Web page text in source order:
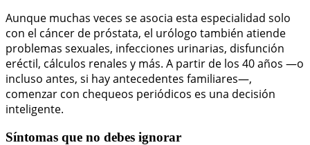
Aunque muchas veces se asocia esta especialidad solo
con el cáncer de próstata, el urólogo también atiende
problemas sexuales, infecciones urinarias, disfunción
eréctil, cálculos renales y más. A partir de los 40 años —o
incluso antes, si hay antecedentes familiares—,
comenzar con chequeos periódicos es una decisión
inteligente.
Síntomas que no debes ignorar